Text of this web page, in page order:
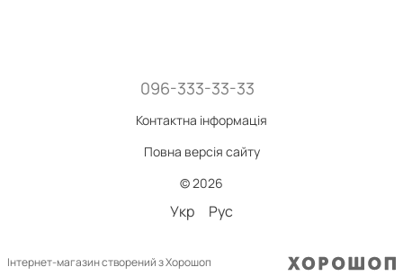
096-333-33-33
Контактна інформація
Повна версія сайту
© 2026
Укр Рус
Інтернет-магазин створений з Хорошоп